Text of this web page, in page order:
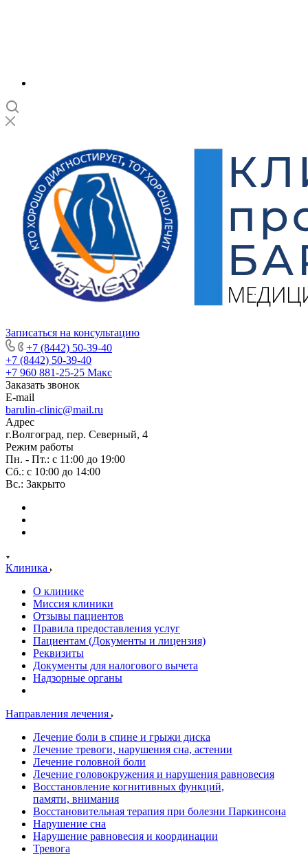
Записаться на консультацию
+7 (8442) 50-39-40
+7 (8442) 50-39-40
+7 960 881-25-25 Макс
Заказать звонок
E-mail
barulin-clinic@mail.ru
Адрес
г.Волгоград, пер. Северный, 4
Режим работы
Пн. - Пт.: с 11:00 до 19:00
Сб.: с 10:00 до 14:00
Вс.: Закрыто
Клиника
О клинике
Миссия клиники
Отзывы пациентов
Правила предоставления услуг
Пациентам (Документы и лицензия)
Реквизиты
Документы для налогового вычета
Надзорные органы
Направления лечения
Лечение боли в спине и грыжи диска
Лечение тревоги, нарушения сна, астении
Лечение головной боли
Лечение головокружения и нарушения равновесия
Восстановление когнитивных функций,
памяти, внимания
Восстановительная терапия при болезни Паркинсона
Нарушение сна
Нарушение равновесия и координации
Тревога